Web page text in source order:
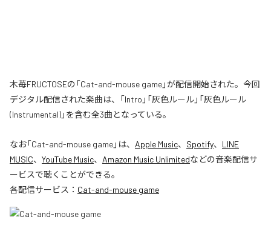
木苺FRUCTOSEの「Cat-and-mouse game」が配信開始された。今回
デジタル配信された楽曲は、「Intro」「灰色ルール」「灰色ルール
(Instrumental)」を含む全3曲となっている。
なお「Cat-and-mouse game」は、 Apple Music、 Spotify、 LINE
MUSIC、 YouTube Music、 Amazon Music Unlimitedなどの音楽配信サ
ービスで聴くことができる。
各配信サービス： Cat-and-mouse game